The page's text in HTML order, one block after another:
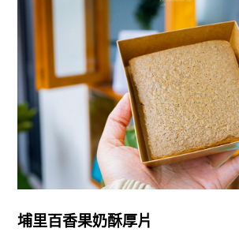
埔里百香果奶酥厚片